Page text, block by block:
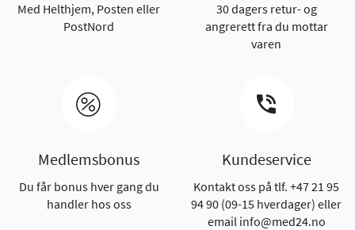
Med Helthjem, Posten eller
PostNord
30 dagers retur- og
angrerett fra du mottar
varen
Medlemsbonus
Du får bonus hver gang du
handler hos oss
Kundeservice
Kontakt oss på tlf. +47 21 95
94 90 (09-15 hverdager) eller
email info@med24.no